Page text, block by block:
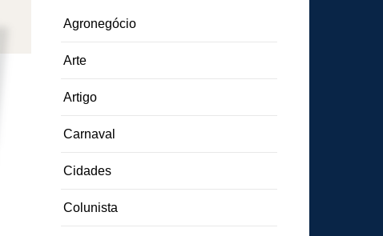
Agronegócio
Arte
Artigo
Carnaval
Cidades
Colunista